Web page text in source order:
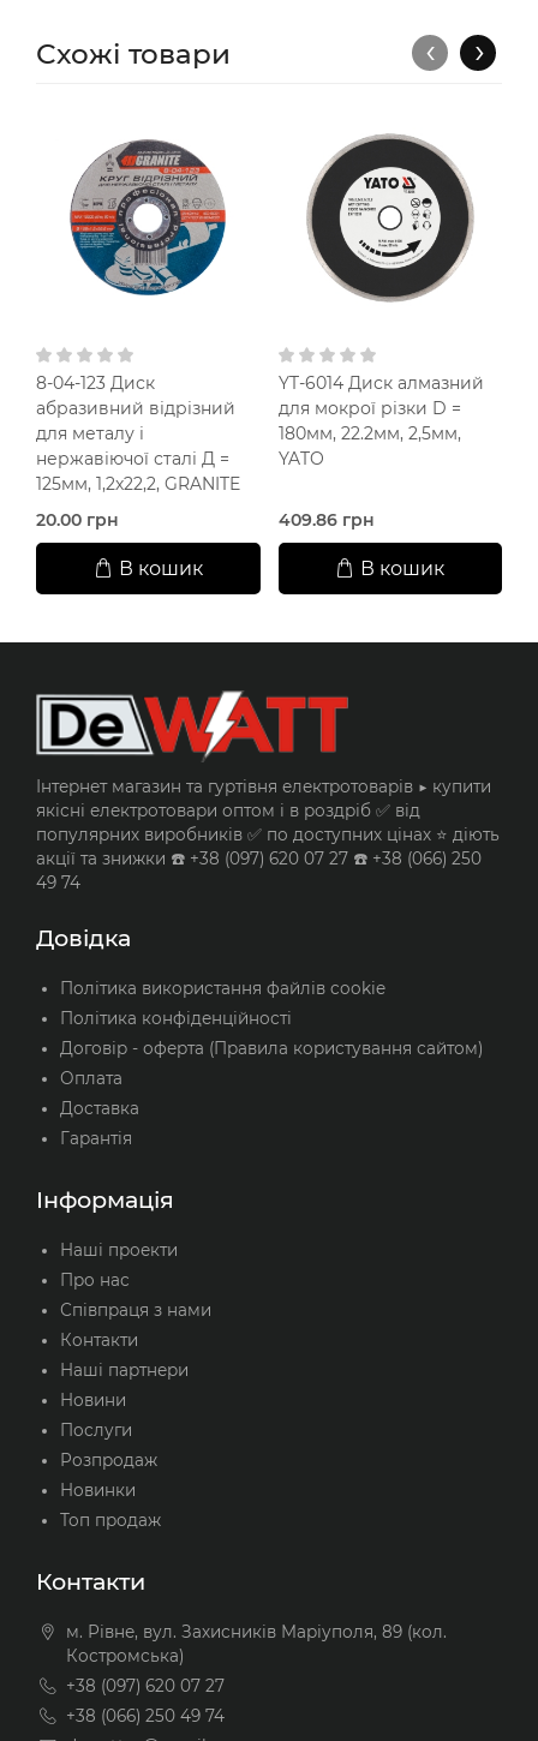
Схожі товари
8-04-123 Диск
абразивний відрізний
для металу і
нержавіючої сталі Д =
125мм, 1,2х22,2, GRANITE
20.00 грн
В кошик
YT-6014 Диск алмазний
для мокрої різки D =
180мм, 22.2мм, 2,5мм,
YATO
409.86 грн
В кошик
‹ ›
Інтернет магазин та гуртівня електротоварів ▶️ купити
якісні електротовари оптом і в роздріб ✅ від
популярних виробників ✅ по доступних цінах ⭐ діють
акції та знижки ☎️ +38 (097) 620 07 27 ☎️ +38 (066) 250
49 74
Довідка
Політика використання файлів cookie
Політика конфіденційності
Договір - оферта (Правила користування сайтом)
Оплата
Доставка
Гарантія
Інформація
Наші проекти
Про нас
Співпраця з нами
Контакти
Наші партнери
Новини
Послуги
Розпродаж
Новинки
Топ продаж
Контакти
м. Рівне, вул. Захисників Маріуполя, 89 (кол.
Костромська)
+38 (097) 620 07 27
+38 (066) 250 49 74